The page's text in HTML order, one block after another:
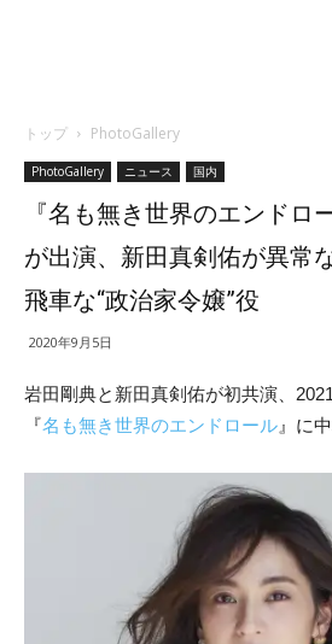
トップ PhotoGallery
PhotoGallery ニュース 国内
『名も無き世界のエンドロ
が出演、新田真剣佑が異常
飛車な“政治家令嬢”役
2020年9月5日
岩田剛典と新田真剣佑が初共演、
『名も無き世界のエンドロール 』に